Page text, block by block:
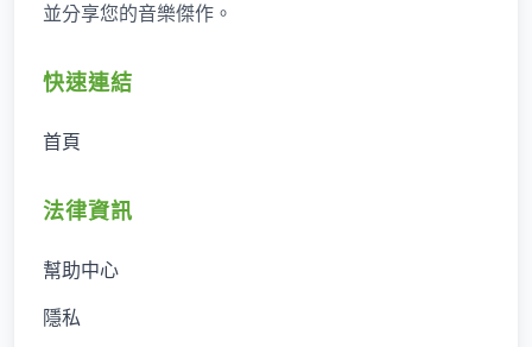
並分享您的音樂傑作。
快速連結
首頁
法律資訊
幫助中心
隱私